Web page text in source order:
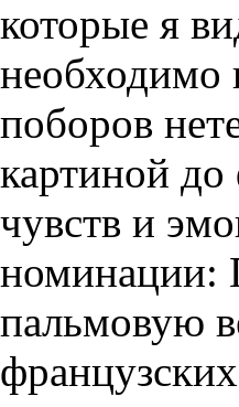
которые я
необходимо
поборов
картиной
чувств и
номинации:
пальмовую